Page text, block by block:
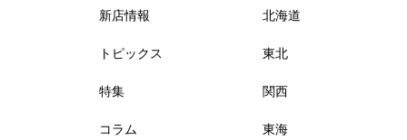
新店情報
トピックス
特集
コラム
北海道
東北
関西
東海